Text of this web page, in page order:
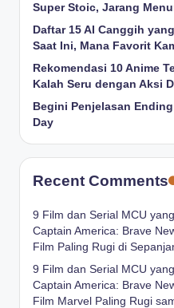
Super Stoic, Jarang
Daftar 15 AI Canggih
Saat Ini, Mana Favorit
Rekomendasi 10 Anime
Kalah Seru dengan Aksi
Begini Penjelasan
Day
Recent Comments
9 Film dan Serial MCU
Captain America: Brave
Film Paling Rugi di
9 Film dan Serial MCU
Captain America: Brave
Film Marvel Paling Rugi